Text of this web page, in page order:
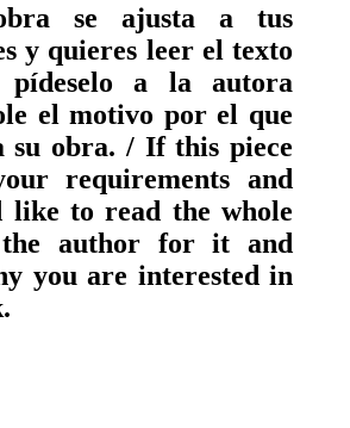
se ajusta a tus
y quieres leer el texto
pídeselo a la autora
el motivo por el que
su obra. / If this piece
requirements and
like to read the whole
author for it and
you are interested in